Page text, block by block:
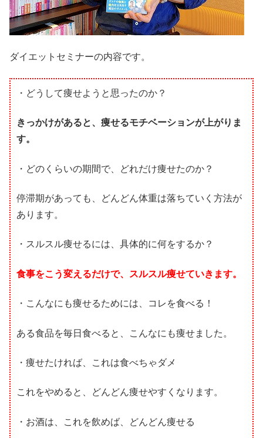
ダイエットセミナーの内容です。
・どうして痩せようと思ったのか？
きっかけがあると、痩せるモチベーションが上がりま
す。
・どのくらいの期間で、どれだけ痩せたのか？
停滞期があっても、どんどん体重は落ちていく方法が
あります。
・スルスル痩せるには、具体的に何をするか？
食事をこう変えるだけで、スルスル痩せていきます。
・こんなにも痩せるためには、コレを食べる！
ある食品を毎日食べると、こんなにも痩せました。
・痩せたければ、これは食べちゃダメ
これをやめると、どんどん痩せやすくなります。
・お酒は、これを飲めば、どんどん痩せる